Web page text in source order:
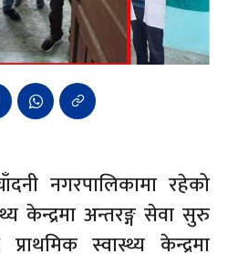
नगरपालिकामा रहेको
केन्द्रमा अन्तरङ्ग सेवा सुरु
स्वास्थ्य केन्द्रमा